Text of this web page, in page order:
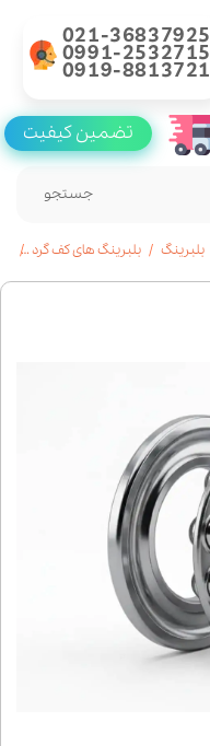
021-36837925
0991-2532715
0919-8813721
جستجو
تضمین کیفیت
بلبرینگ بلبرینگ های کف گرد